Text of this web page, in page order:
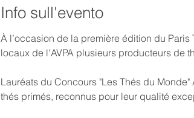
Info sull'evento
À l’occasion de la première édition du
locaux de l'AVPA plusieurs producteurs de
Lauréats du Concours "Les Thés du
thés primés, reconnus pour leur qualité